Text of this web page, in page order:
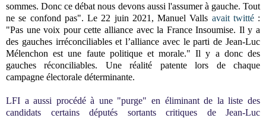
sommes. Donc ce débat nous devons aussi l'assumer à gauche. Tout
ne se confond pas". Le 22 juin 2021, Manuel Valls avait twitté:
"Pas une voix pour cette alliance avec la France Insoumise. Il y a
des gauches irréconciliables et l’alliance avec le parti de Jean-Luc
Mélenchon est une faute politique et morale." Il y a donc des
gauches réconciliables. Une réalité patente lors de chaque
campagne électorale déterminante.
LFI a aussi procédé à une "purge" en éliminant de la liste des
candidats certains députés sortants critiques de Jean-Luc